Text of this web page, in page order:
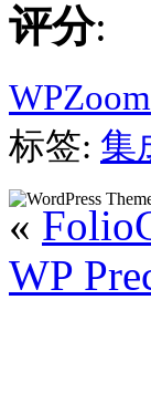
评分:
WPZoom
标签: 集
«
WP